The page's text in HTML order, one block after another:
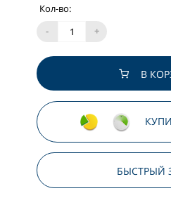
Кол-во:
-
+
В
БЫСТРЫЙ